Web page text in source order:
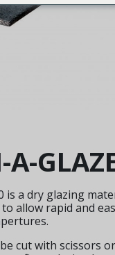
A-
is a dry glazing
allow rapid and
cut with scissors